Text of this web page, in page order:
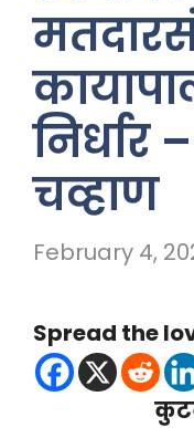
चव्हाण
February 4,
Spread the